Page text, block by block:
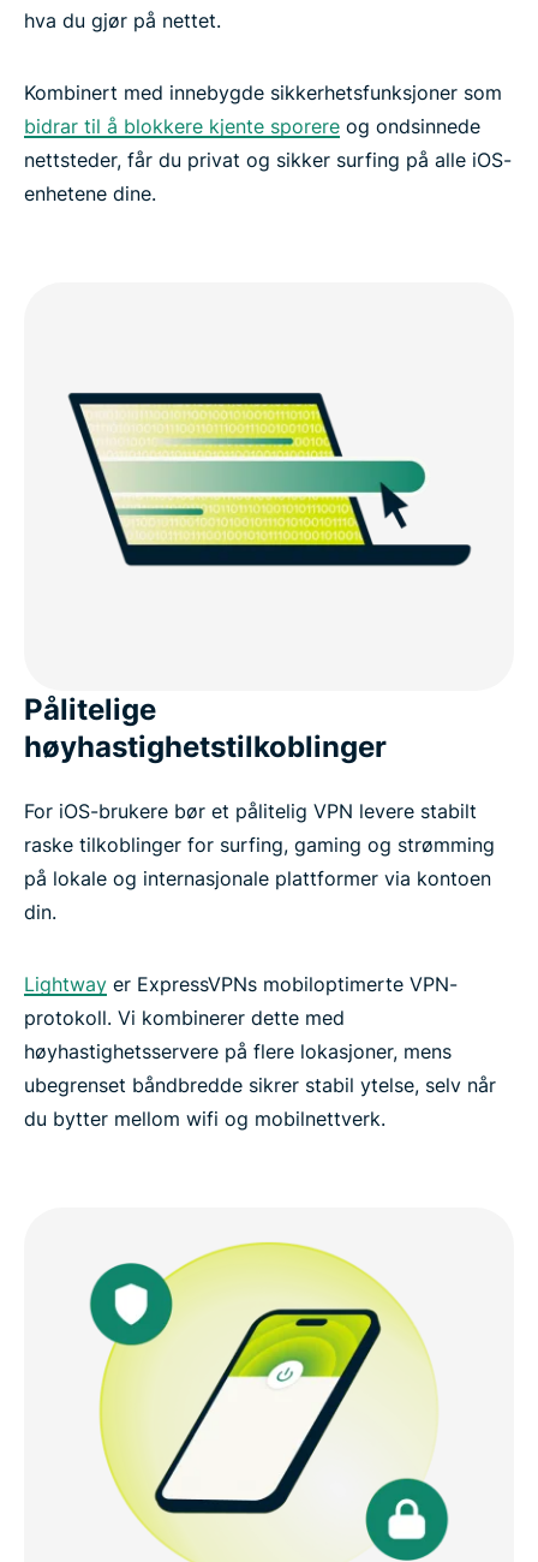
hva du gjør på nettet.
Kombinert med innebygde sikkerhetsfunksjoner som
bidrar til å blokkere kjente sporere og ondsinnede
nettsteder, får du privat og sikker surfing på alle iOS-
enhetene dine.
Pålitelige
høyhastighetstilkoblinger
For iOS-brukere bør et pålitelig VPN levere stabilt
raske tilkoblinger for surfing, gaming og strømming
på lokale og internasjonale plattformer via kontoen
din.
Lightway er ExpressVPNs mobiloptimerte VPN-
protokoll. Vi kombinerer dette med
høyhastighetsservere på flere lokasjoner, mens
ubegrenset båndbredde sikrer stabil ytelse, selv når
du bytter mellom wifi og mobilnettverk.